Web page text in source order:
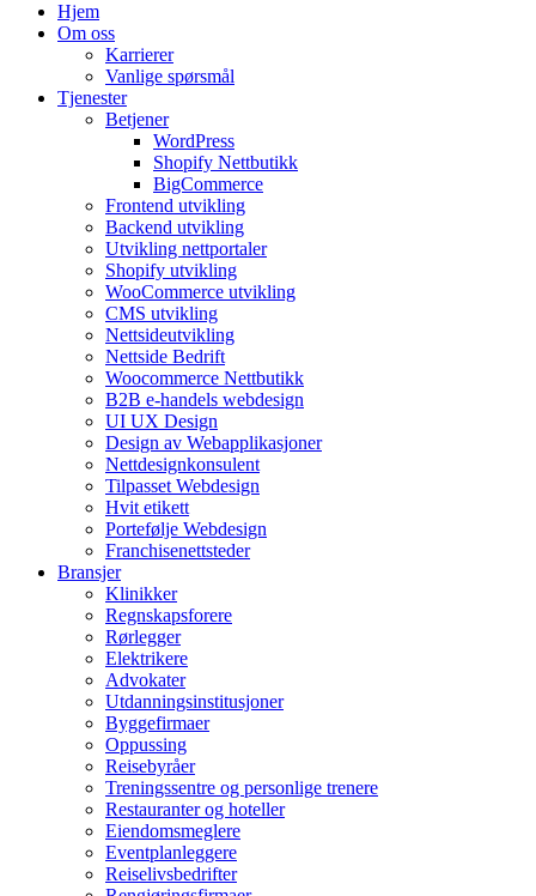
Hjem
Om oss
Karrierer
Vanlige spørsmål
Tjenester
Betjener
WordPress
Shopify Nettbutikk
BigCommerce
Frontend utvikling
Backend utvikling
Utvikling nettportaler
Shopify utvikling
WooCommerce utvikling
CMS utvikling
Nettsideutvikling
Nettside Bedrift
Woocommerce Nettbutikk
B2B e-handels webdesign
UI UX Design
Design av Webapplikasjoner
Nettdesignkonsulent
Tilpasset Webdesign
Hvit etikett
Portefølje Webdesign
Franchisenettsteder
Bransjer
Klinikker
Regnskapsforere
Rørlegger
Elektrikere
Advokater
Utdanningsinstitusjoner
Byggefirmaer
Oppussing
Reisebyråer
Treningssentre og personlige trenere
Restauranter og hoteller
Eiendomsmeglere
Eventplanleggere
Reiselivsbedrifter